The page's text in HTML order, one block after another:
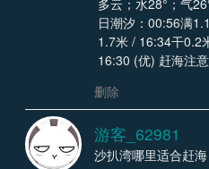
多云；水28°；气
日潮汐：00:56满
1.7米 / 16:34干0.2
16:30 (优) 赶海注
删除
游客_62981
沙扒湾哪里适合赶海